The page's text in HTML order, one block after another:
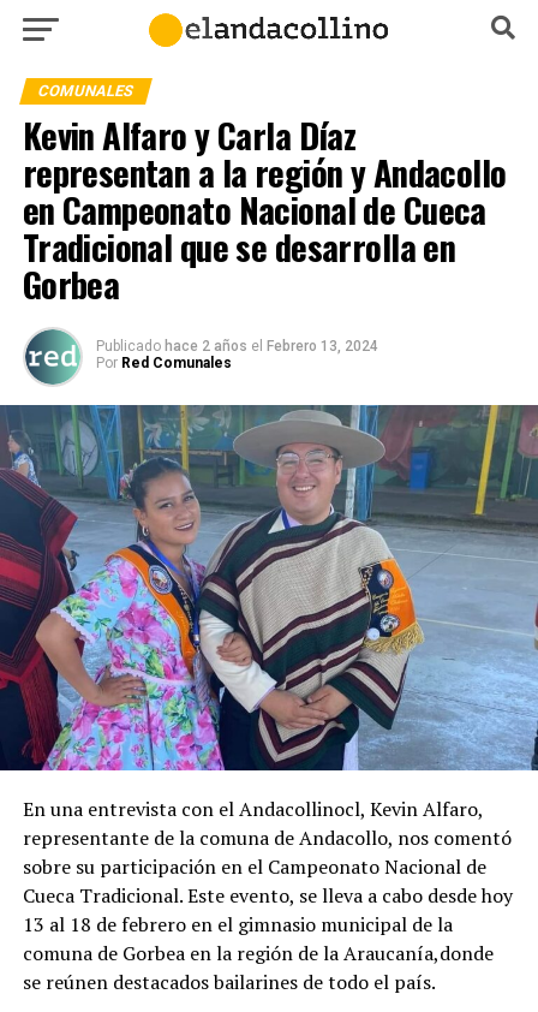
COMUNALES
Kevin Alfaro y Carla Díaz
representan a la región y Andacollo
en Campeonato Nacional de Cueca
Tradicional que se desarrolla en
Gorbea
Publicado hace 2 años el Febrero 13, 2024
Por Red Comunales
En una entrevista con el Andacollinocl, Kevin Alfaro,
representante de la comuna de Andacollo, nos comentó
sobre su participación en el Campeonato Nacional de
Cueca Tradicional. Este evento, se lleva a cabo desde hoy
13 al 18 de febrero en el gimnasio municipal de la
comuna de Gorbea en la región de la Araucanía,donde
se reúnen destacados bailarines de todo el país.